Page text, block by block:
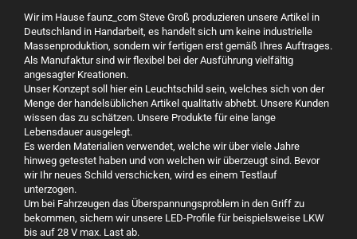
Wir im Hause faunz_com Steve Groß produzieren unsere Artikel in
Deutschland in Handarbeit, es handelt sich um keine industrielle
Massenproduktion, sondern wir fertigen erst gemäß Ihres Auftrages.
Als Manufaktur sind wir flexibel bei der Ausführung vielfältig
angesagter Kreationen.
Unser Konzept soll hier ein Leuchtschild sein, welches sich von der
Menge der handelsüblichen Artikel qualitativ abhebt. Unsere Kunden
wissen das zu schätzen. Unsere Produkte für eine lange
Lebensdauer ausgelegt.
Es werden Materialien verwendet, welche wir über viele Jahre
hinweg getestet haben und von welchen wir überzeugt sind. Bevor
wir Ihr neues Schild verschicken, wird es einem Testlauf
unterzogen.
Um bei Fahrzeugen das Überspannungsproblem in den Griff zu
bekommen, sichern wir unsere LED-Profile für beispielsweise LKW
bis auf 28 V max. Last ab.